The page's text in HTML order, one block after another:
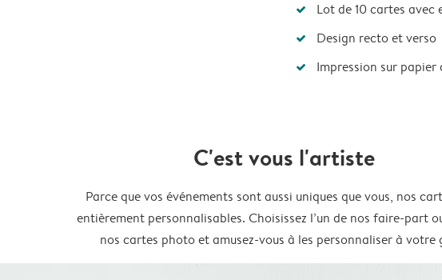
Lot de 10 cartes avec
Design recto et verso
Impression sur
C'est vous l'artiste
Parce que vos événements sont aussi uniques que vous, nos
entièrement personnalisables. Choisissez l’un de nos faire-part
nos cartes photo et amusez-vous à les personnaliser à votre